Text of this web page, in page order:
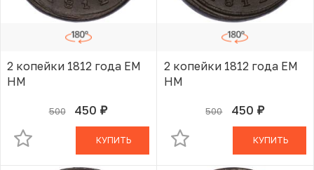
2 копейки 1812 года ЕМ
НМ
500 450 руб.
В КОРЗИНЕ
КУПИТЬ
2 копейки 1812 года ЕМ
НМ
500 450 руб.
В КОРЗИНЕ
КУПИТЬ